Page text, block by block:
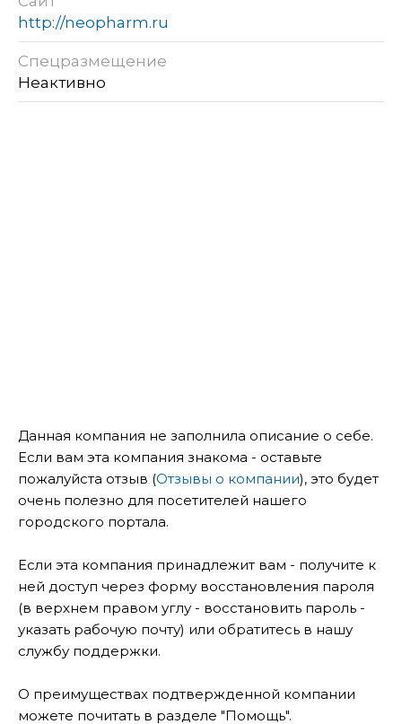
http://neopharm.ru
Спецразмещение
Неактивно
Данная компания не заполнила описание о себе.
Если вам эта компания знакома - оставьте
пожалуйста отзыв (Отзывы о компании), это будет
очень полезно для посетителей нашего
городского портала.
Если эта компания принадлежит вам - получите к
ней доступ через форму восстановления пароля
(в верхнем правом углу - восстановить пароль -
указать рабочую почту) или обратитесь в нашу
службу поддержки.
О преимуществах подтвержденной компании
можете почитать в разделе "Помощь".